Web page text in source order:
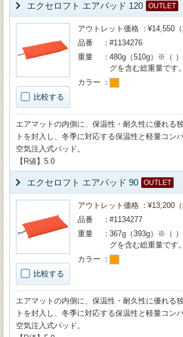
エクセロフト エアパッド 120 OUTLET
比較する
アウトレット価格
¥14,550（
品番
#1134276
重量
480g（510g）※（
グを含む総重量です。
カラー
エアマットの内側に、保温性・耐久性に優れる
トを封入し、冬季に対応する保温性と軽量コン
空気注入式パッド。
【R値】5.0
エクセロフト エアパッド 90 OUTLET
比較する
アウトレット価格
¥13,200（
品番
#1134277
重量
367g（393g）※（
グを含む総重量です。
カラー
エアマットの内側に、保温性・耐久性に優れる
トを封入し、冬季に対応する保温性と軽量コン
空気注入式パッド。